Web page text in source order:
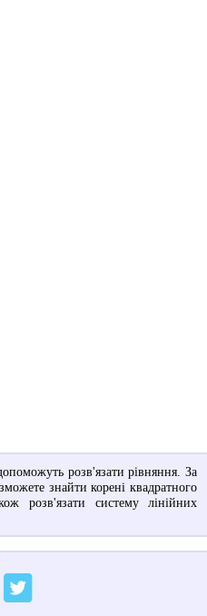
розв'язати рівняння. За
знайти корені квадратного
розв'язати систему лінійних